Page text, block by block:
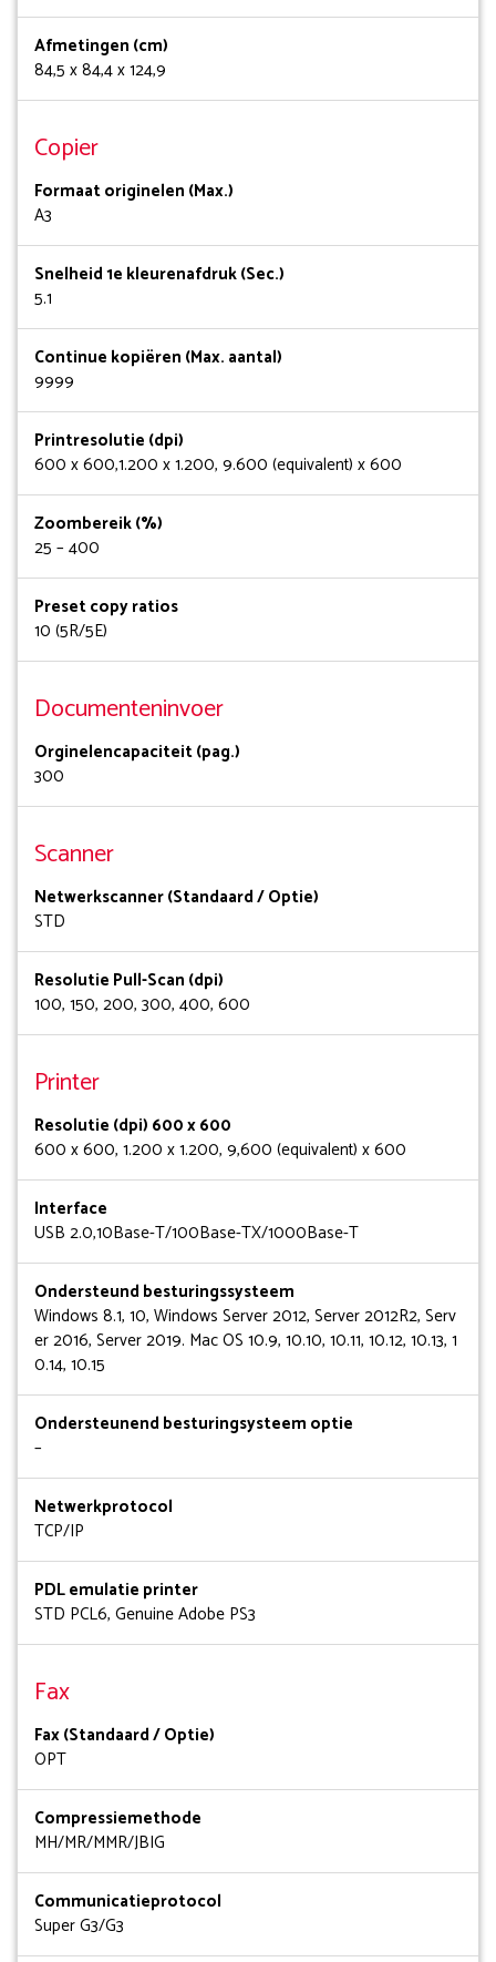
Afmetingen (cm)
84,5 x 84,4 x 124,9
Copier
Formaat originelen (Max.)
A3
Snelheid 1e kleurenafdruk (Sec.)
5.1
Continue kopiëren (Max. aantal)
9999
Printresolutie (dpi)
600 x 600,1.200 x 1.200, 9.600 (equivalent) x 600
Zoombereik (%)
25 – 400
Preset copy ratios
10 (5R/5E)
Documenteninvoer
Orginelencapaciteit (pag.)
300
Scanner
Netwerkscanner (Standaard / Optie)
STD
Resolutie Pull-Scan (dpi)
100, 150, 200, 300, 400, 600
Printer
Resolutie (dpi) 600 x 600
600 x 600, 1.200 x 1.200, 9,600 (equivalent) x 600
Interface
USB 2.0,10Base-T/100Base-TX/1000Base-T
Ondersteund besturingssysteem
Windows 8.1, 10, Windows Server 2012, Server 2012R2, Serv
er 2016, Server 2019. Mac OS 10.9, 10.10, 10.11, 10.12, 10.13, 1
0.14, 10.15
Ondersteunend besturingsysteem optie
–
Netwerkprotocol
TCP/IP
PDL emulatie printer
STD PCL6, Genuine Adobe PS3
Fax
Fax (Standaard / Optie)
OPT
Compressiemethode
MH/MR/MMR/JBIG
Communicatieprotocol
Super G3/G3